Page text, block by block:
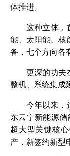
体推进。
这种立体，首
能、太阳能、核
备，七个方向各
更深的功夫在
整机、系统集成
今年以来，这
东云宁新能源
超大型关键核
产，新签约新型